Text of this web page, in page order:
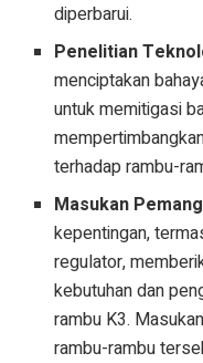
diperbarui.
Penelitian
menciptakan
untuk memitigasi
terhadap rambu-
Masukan
kepentingan,
regulator,
kebutuhan dan
rambu K3.
rambu-rambu